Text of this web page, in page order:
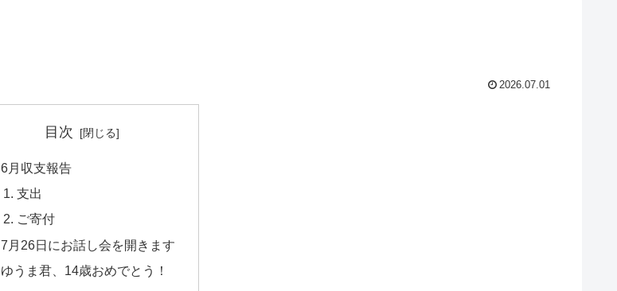
2026.07.01
目次
6月収支報告
支出
ご寄付
7月26日にお話し会を開きます
ゆうま君、14歳おめでとう！